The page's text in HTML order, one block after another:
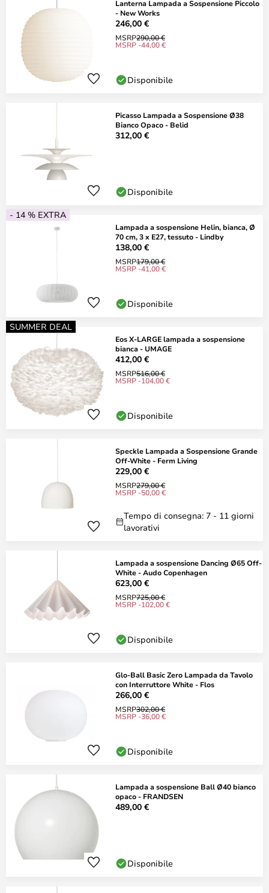
Lanterna Lampada a Sospensione Piccolo
- New Works
246,00 €
MSRP290,00 €
MSRP -44,00 €
Disponibile
Picasso Lampada a Sospensione Ø38
Bianco Opaco - Belid
312,00 €
Disponibile
- 14 % EXTRA
Lampada a sospensione Helin, bianca, Ø
70 cm, 3 x E27, tessuto - Lindby
138,00 €
MSRP179,00 €
MSRP -41,00 €
Disponibile
SUMMER DEAL
Eos X-LARGE lampada a sospensione
bianca - UMAGE
412,00 €
MSRP516,00 €
MSRP -104,00 €
Disponibile
Speckle Lampada a Sospensione Grande
Off-White - Ferm Living
229,00 €
MSRP279,00 €
MSRP -50,00 €
Tempo di consegna: 7 - 11 giorni
lavorativi
Lampada a sospensione Dancing Ø65 Off-
White - Audo Copenhagen
623,00 €
MSRP725,00 €
MSRP -102,00 €
Disponibile
Glo-Ball Basic Zero Lampada da Tavolo
con Interruttore White - Flos
266,00 €
MSRP302,00 €
MSRP -36,00 €
Disponibile
Lampada a sospensione Ball Ø40 bianco
opaco - FRANDSEN
489,00 €
Disponibile